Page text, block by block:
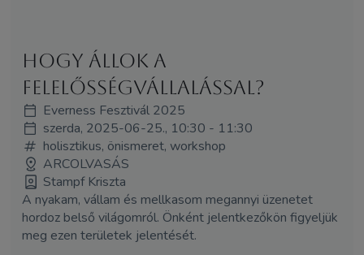
Hogy állok a
felelősségvállalással?
Everness Fesztivál 2025
szerda, 2025-06-25., 10:30 - 11:30
holisztikus, önismeret, workshop
ARCOLVASÁS
Stampf Kriszta
A nyakam, vállam és mellkasom megannyi üzenetet
hordoz belső világomról. Önként jelentkezőkön figyeljük
meg ezen területek jelentését.